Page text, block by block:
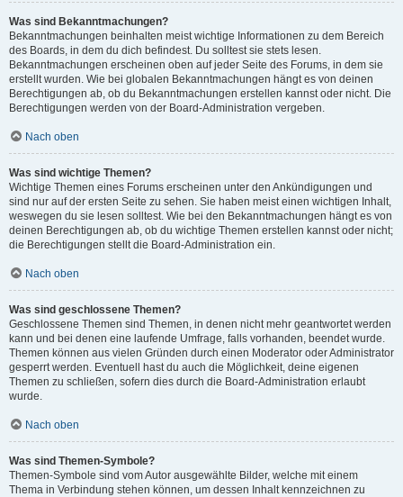
Was sind Bekanntmachungen?
Bekanntmachungen beinhalten meist wichtige Informationen zu dem Bereich
des Boards, in dem du dich befindest. Du solltest sie stets lesen.
Bekanntmachungen erscheinen oben auf jeder Seite des Forums, in dem sie
erstellt wurden. Wie bei globalen Bekanntmachungen hängt es von deinen
Berechtigungen ab, ob du Bekanntmachungen erstellen kannst oder nicht. Die
Berechtigungen werden von der Board-Administration vergeben.
Nach oben
Was sind wichtige Themen?
Wichtige Themen eines Forums erscheinen unter den Ankündigungen und
sind nur auf der ersten Seite zu sehen. Sie haben meist einen wichtigen Inhalt,
weswegen du sie lesen solltest. Wie bei den Bekanntmachungen hängt es von
deinen Berechtigungen ab, ob du wichtige Themen erstellen kannst oder nicht;
die Berechtigungen stellt die Board-Administration ein.
Nach oben
Was sind geschlossene Themen?
Geschlossene Themen sind Themen, in denen nicht mehr geantwortet werden
kann und bei denen eine laufende Umfrage, falls vorhanden, beendet wurde.
Themen können aus vielen Gründen durch einen Moderator oder Administrator
gesperrt werden. Eventuell hast du auch die Möglichkeit, deine eigenen
Themen zu schließen, sofern dies durch die Board-Administration erlaubt
wurde.
Nach oben
Was sind Themen-Symbole?
Themen-Symbole sind vom Autor ausgewählte Bilder, welche mit einem
Thema in Verbindung stehen können, um dessen Inhalt kennzeichnen zu